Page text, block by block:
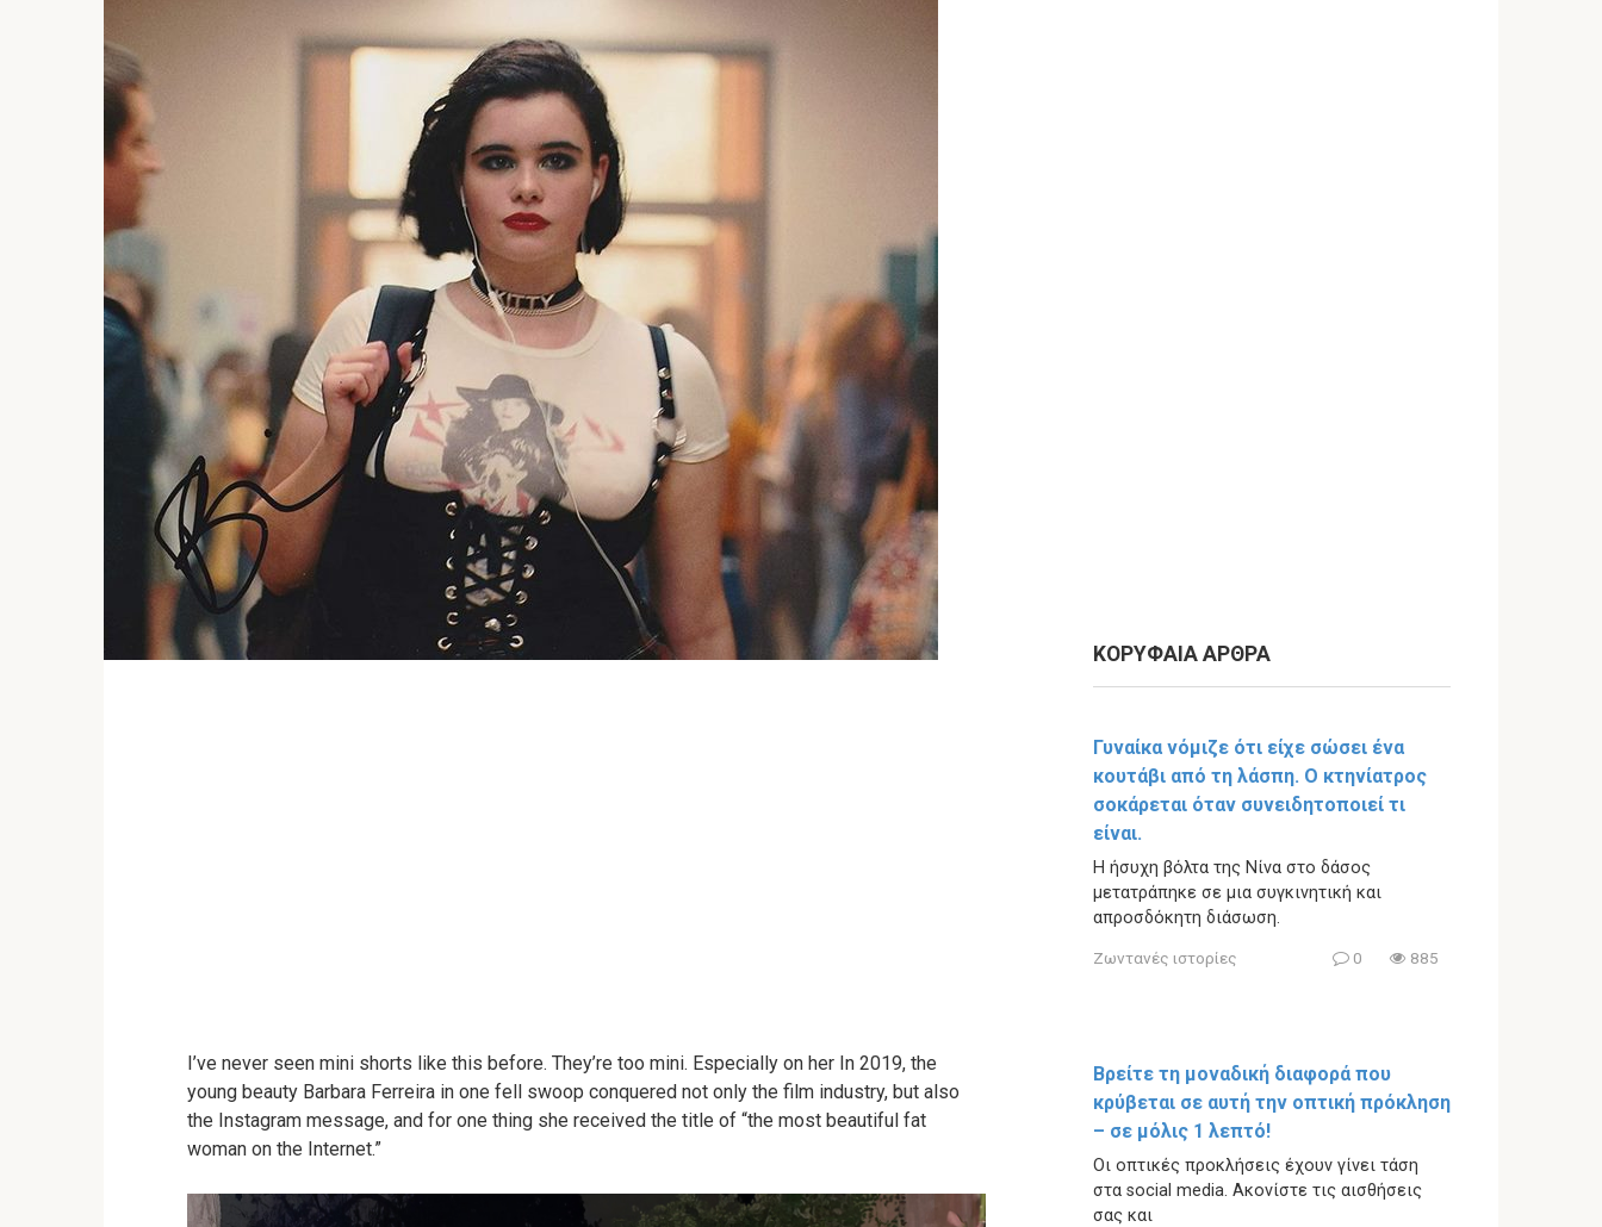
I’ve never seen mini shorts like this before. They’re too mini. Especially on her In 2019, the
young beauty Barbara Ferreira in one fell swoop conquered not only the film industry, but also
the Instagram message, and for one thing she received the title of “the most beautiful fat
woman on the Internet.”
ΚΟΡΥΦΑΙΑ ΑΡΘΡΑ
Γυναίκα νόμιζε ότι είχε σώσει ένα
κουτάβι από τη λάσπη. Ο κτηνίατρος
σοκάρεται όταν συνειδητοποιεί τι
είναι.
Η ήσυχη βόλτα της Νίνα στο δάσος
μετατράπηκε σε μια συγκινητική και
απροσδόκητη διάσωση.
Ζωντανές ιστορίες 0 885
Βρείτε τη μοναδική διαφορά που
κρύβεται σε αυτή την οπτική πρόκληση
– σε μόλις 1 λεπτό!
Οι οπτικές προκλήσεις έχουν γίνει τάση
στα social media. Ακονίστε τις αισθήσεις
σας και